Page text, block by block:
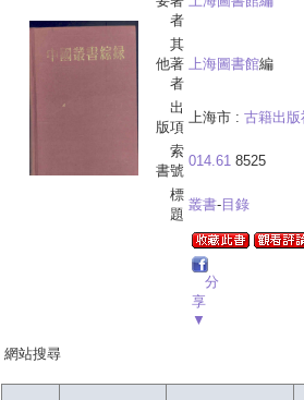
者
其
他著
者
上海圖書館編
出
版項
上海市 : 古籍出版
索
書號
014.61 8525
標
題
叢書-目錄
分
享
▼
網站搜尋